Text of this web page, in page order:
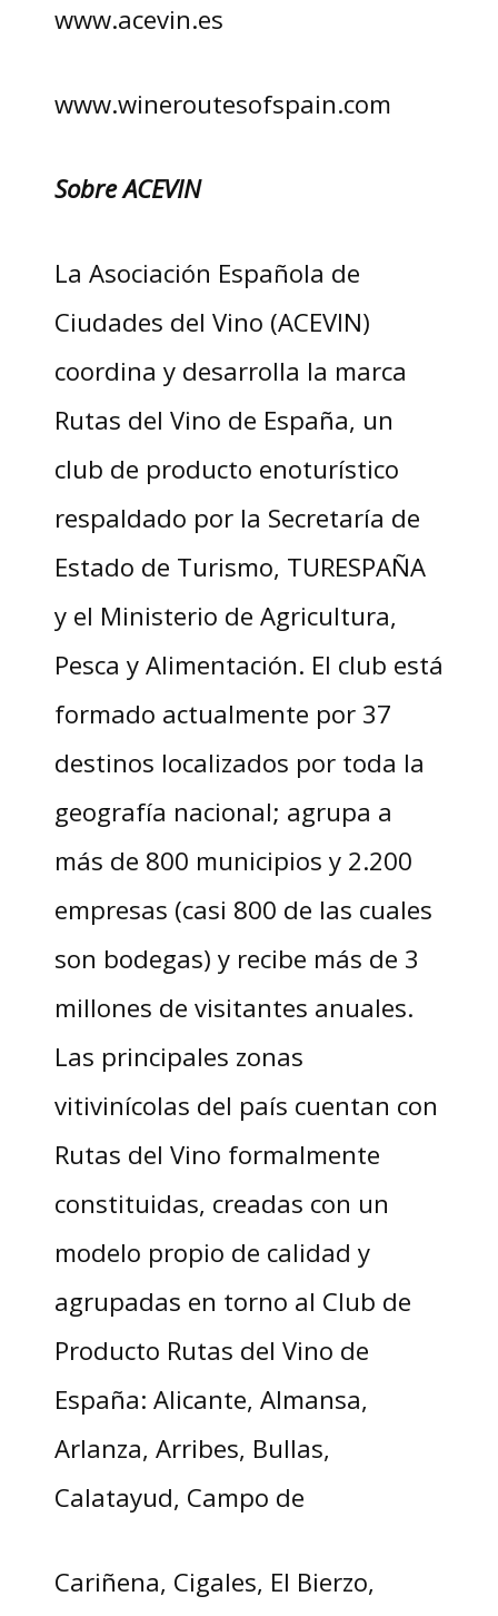
www.acevin.es
www.wineroutesofspain.com
Sobre ACEVIN
La Asociación Española de
Ciudades del Vino (ACEVIN)
coordina y desarrolla la marca
Rutas del Vino de España, un
club de producto enoturístico
respaldado por la Secretaría de
Estado de Turismo, TURESPAÑA
y el Ministerio de Agricultura,
Pesca y Alimentación. El club está
formado actualmente por 37
destinos localizados por toda la
geografía nacional; agrupa a
más de 800 municipios y 2.200
empresas (casi 800 de las cuales
son bodegas) y recibe más de 3
millones de visitantes anuales.
Las principales zonas
vitivinícolas del país cuentan con
Rutas del Vino formalmente
constituidas, creadas con un
modelo propio de calidad y
agrupadas en torno al Club de
Producto Rutas del Vino de
España: Alicante, Almansa,
Arlanza, Arribes, Bullas,
Calatayud, Campo de
Cariñena, Cigales, El Bierzo,